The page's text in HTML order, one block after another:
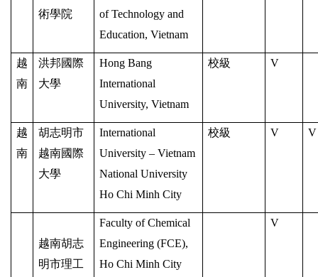
術學院
of Technology and
Education, Vietnam
越
南
洪邦國際
大學
Hong Bang
International
University, Vietnam
校級 V
越
南
胡志明市
越南國際
大學
International
University – Vietnam
National University
Ho Chi Minh City
校級 V V
越南胡志
明市理工
Faculty of Chemical
Engineering (FCE),
Ho Chi Minh City
V